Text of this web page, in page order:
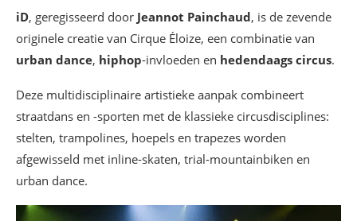
iD, geregisseerd door Jeannot Painchaud, is de zevende
originele creatie van Cirque Éloize, een combinatie van
urban dance, hiphop-invloeden en hedendaags circus.
Deze multidisciplinaire artistieke aanpak combineert
straatdans en -sporten met de klassieke circusdisciplines:
stelten, trampolines, hoepels en trapezes worden
afgewisseld met inline-skaten, trial-mountainbiken en
urban dance.